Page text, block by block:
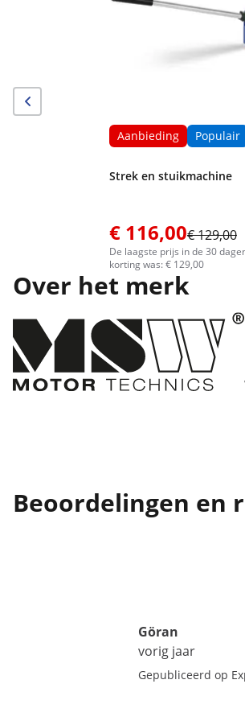
Aanbieding Populair
Strek en stuikmachine
€ 116,00€ 129,00
De laagste prijs in de 30
korting was: € 129,00
Over het merk
Beoordelingen en
Göran
vorig jaar
Gepubliceerd op